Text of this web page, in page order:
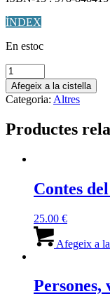
ÍNDEX
En estoc
quantitat
de
Les
comunitats
del
Llobregat
mitjana
Afegeix a la cistella
Categoria: Altres
Productes
Contes
25.00 €
Afegeix a